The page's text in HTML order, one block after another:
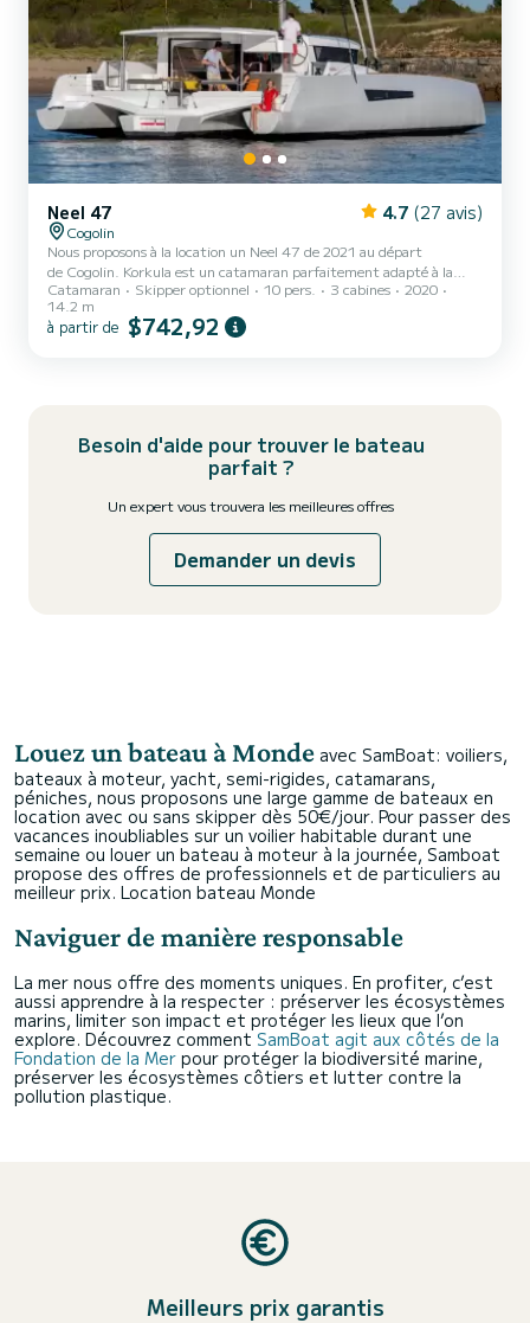
Neel 47 4.7 (27 avis)
Cogolin
Nous proposons à la location un Neel 47 de 2021 au départ
de Cogolin. Korkula est un catamaran parfaitement adapté à la
location. Ce catamaran est très agréable à manœuvrer pour une
croisière d'une semaine ou plus. Le bateau dispose de 3 cabines tout
confort et une capacité d'embarcation de 10 personnes. Avec une
Catamaran Skipper optionnel 10 pers. 3 cabines
2020
14.2 m
à partir de $742,92
Besoin d'aide pour trouver le bateau
parfait ?
Un expert vous trouvera les meilleures offres
Demander un devis
Louez un bateau à Monde avec SamBoat: voiliers,
bateaux à moteur, yacht, semi-rigides, catamarans,
péniches, nous proposons une large gamme de bateaux en
location avec ou sans skipper dès 50€/jour. Pour passer des
vacances inoubliables sur un voilier habitable durant une
semaine ou louer un bateau à moteur à la journée, Samboat
propose des offres de professionnels et de particuliers au
meilleur prix. Location bateau Monde
Naviguer de manière responsable
La mer nous offre des moments uniques. En profiter, c’est
aussi apprendre à la respecter : préserver les écosystèmes
marins, limiter son impact et protéger les lieux que l’on
explore. Découvrez comment SamBoat agit aux côtés de la
Fondation de la Mer pour protéger la biodiversité marine,
préserver les écosystèmes côtiers et lutter contre la
pollution plastique.
Meilleurs prix garantis